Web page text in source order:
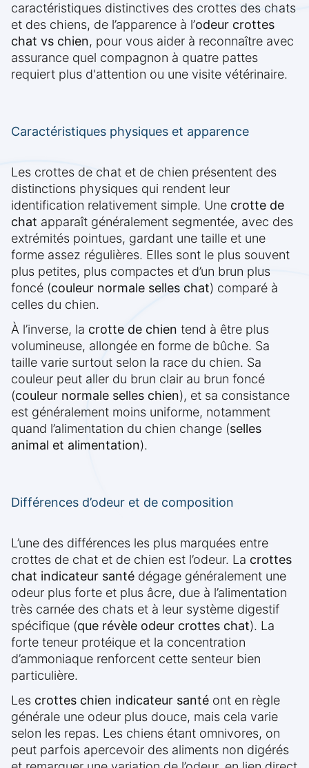
caractéristiques distinctives des crottes des chats
et des chiens, de l’apparence à l’odeur crottes
chat vs chien, pour vous aider à reconnaître avec
assurance quel compagnon à quatre pattes
requiert plus d'attention ou une visite vétérinaire.
Caractéristiques physiques et apparence
Les crottes de chat et de chien présentent des
distinctions physiques qui rendent leur
identification relativement simple. Une crotte de
chat apparaît généralement segmentée, avec des
extrémités pointues, gardant une taille et une
forme assez régulières. Elles sont le plus souvent
plus petites, plus compactes et d’un brun plus
foncé (couleur normale selles chat) comparé à
celles du chien.
À l’inverse, la crotte de chien tend à être plus
volumineuse, allongée en forme de bûche. Sa
taille varie surtout selon la race du chien. Sa
couleur peut aller du brun clair au brun foncé
(couleur normale selles chien), et sa consistance
est généralement moins uniforme, notamment
quand l’alimentation du chien change (selles
animal et alimentation).
Différences d’odeur et de composition
L’une des différences les plus marquées entre
crottes de chat et de chien est l’odeur. La crottes
chat indicateur santé dégage généralement une
odeur plus forte et plus âcre, due à l’alimentation
très carnée des chats et à leur système digestif
spécifique (que révèle odeur crottes chat). La
forte teneur protéique et la concentration
d’ammoniaque renforcent cette senteur bien
particulière.
Les crottes chien indicateur santé ont en règle
générale une odeur plus douce, mais cela varie
selon les repas. Les chiens étant omnivores, on
peut parfois apercevoir des aliments non digérés